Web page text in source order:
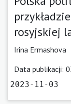
rosyjskiej
Irina Ermashova
Data publikacji:
2023-11-03